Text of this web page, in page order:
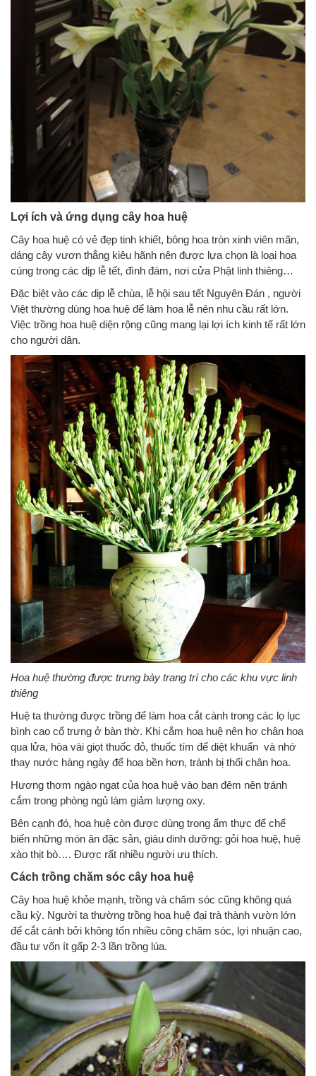
Lợi ích và ứng dụng cây hoa huệ
Cây hoa huệ có vẻ đẹp tinh khiết, bông hoa tròn xinh viên mãn,
dáng cây vươn thẳng kiêu hãnh nên được lựa chọn là loại hoa
cúng trong các dịp lễ tết, đình đám, nơi cửa Phật linh thiêng…
Đặc biệt vào các dịp lễ chùa, lễ hội sau tết Nguyên Đán , người
Việt thường dùng hoa huệ để làm hoa lễ nên nhu cầu rất lớn.
Việc trồng hoa huệ diện rộng cũng mang lại lợi ích kinh tế rất lớn
cho người dân.
Hoa huệ thường được trưng bày trang trí cho các khu vực linh
thiêng
Huệ ta thường được trồng để làm hoa cắt cành trong các lọ lục
bình cao cổ trưng ở bàn thờ. Khi cắm hoa huệ nên hơ chân hoa
qua lửa, hòa vài giọt thuốc đỏ, thuốc tím để diệt khuẩn và nhớ
thay nước hàng ngày để hoa bền hơn, tránh bị thối chân hoa.
Hương thơm ngào ngạt của hoa huệ vào ban đêm nên tránh
cắm trong phòng ngủ làm giảm lượng oxy.
Bên cạnh đó, hoa huệ còn được dùng trong ẩm thực để chế
biến những món ăn đặc sản, giàu dinh dưỡng: gỏi hoa huệ, huệ
xào thịt bò…. Được rất nhiều người ưu thích.
Cách trồng chăm sóc cây hoa huệ
Cây hoa huệ khỏe mạnh, trồng và chăm sóc cũng không quá
cầu kỳ. Người ta thường trồng hoa huệ đại trà thành vườn lớn
để cắt cành bởi không tốn nhiều công chăm sóc, lợi nhuận cao,
đầu tư vốn ít gấp 2-3 lần trồng lúa.